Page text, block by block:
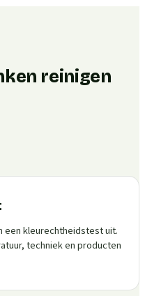
reinigen
een kleurechtheidstest uit.
techniek en producten